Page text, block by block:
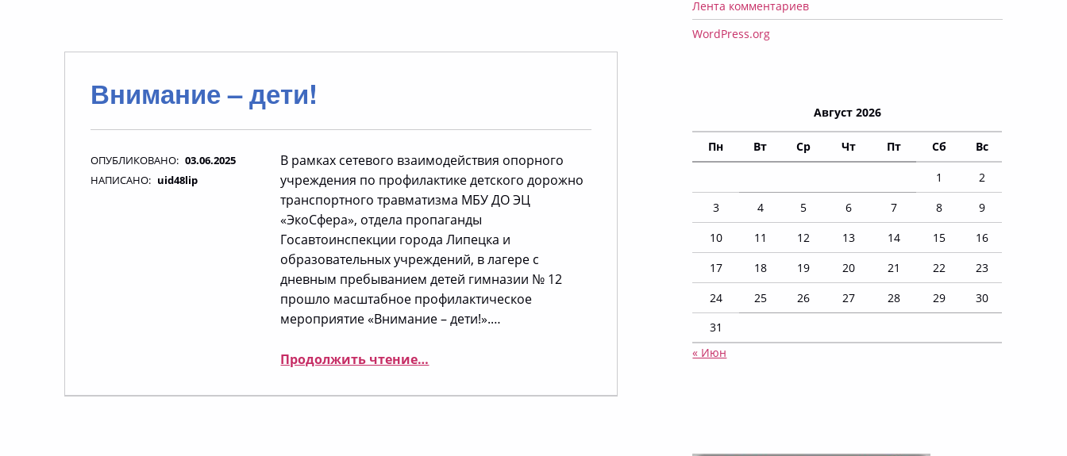
Внимание – дети!
ОПУБЛИКОВАНО: 03.06.2025
НАПИСАНО: uid48lip
В рамках сетевого взаимодействия опорного
учреждения по профилактике детского дорожно
транспортного травматизма МБУ ДО ЭЦ
«ЭкоСфера», отдела пропаганды
Госавтоинспекции города Липецка и
образовательных учреждений, в лагере с
дневным пребыванием детей гимназии № 12
прошло масштабное профилактическое
мероприятие «Внимание – дети!».…
Продолжить чтение…
Лента комментариев
WordPress.org
Август 2026
Пн Вт Ср Чт Пт Сб Вс
1
2
3
4 5 6 7 8
9
10
11 12 13 14 15
16
17
18 19 20 21 22
23
24
25 26 27 28 29
30
31
« Июн